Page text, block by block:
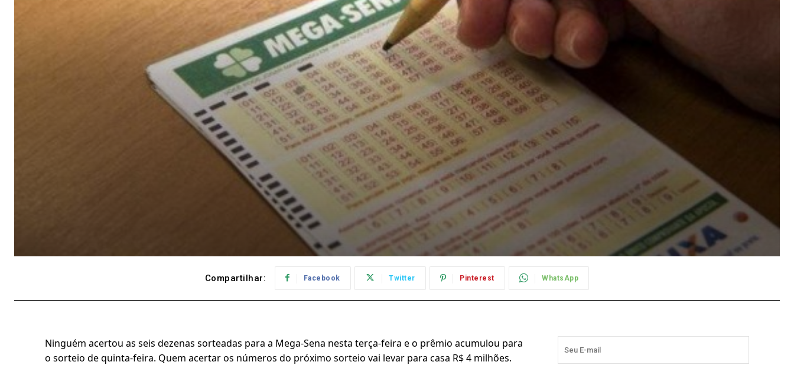
Compartilhar: Facebook Twitter Pinterest WhatsApp
Ninguém acertou as seis dezenas sorteadas para a Mega-Sena nesta terça-feira e o prêmio acumulou para
o sorteio de quinta-feira. Quem acertar os números do próximo sorteio vai levar para casa R$ 4 milhões.